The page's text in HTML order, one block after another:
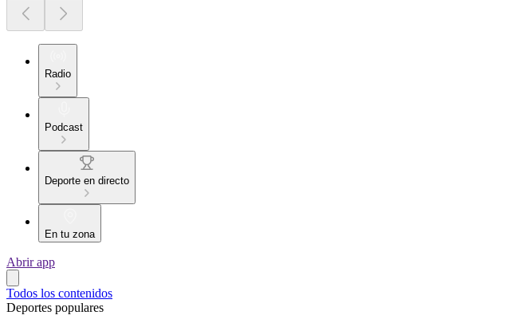
Radio
Podcast
Deporte en directo
En tu zona
Abrir app
Todos los contenidos
Deportes populares